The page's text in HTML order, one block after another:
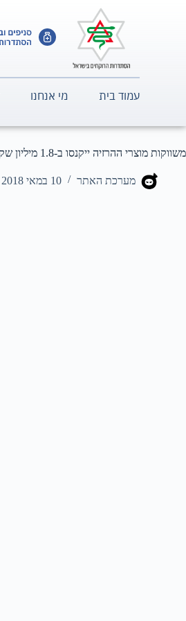
עמוד בית מי אנחנו
משווקות מוצרי ההרזיה ייקנסו ב-1.8 מיליון שקל: הטעו את הציבור (themarker)
מערכת האתר 10 במאי 2018